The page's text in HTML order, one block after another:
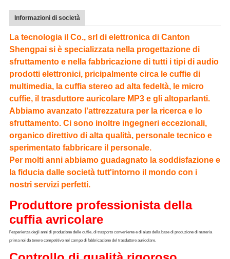
Informazioni di società
La tecnologia il Co., srl di elettronica di Canton
Shengpai si è specializzata nella progettazione di
sfruttamento e nella fabbricazione di tutti i tipi di audio
prodotti elettronici, pricipalmente circa le cuffie di
multimedia, la cuffia stereo ad alta fedeltà, le micro
cuffie, il trasduttore auricolare MP3 e gli altoparlanti.
Abbiamo avanzato l'attrezzatura per la ricerca e lo
sfruttamento. Ci sono inoltre ingegneri eccezionali,
organico direttivo di alta qualità, personale tecnico e
sperimentato fabbricare il personale.
Per molti anni abbiamo guadagnato la soddisfazione e
la fiducia dalle società tutt'intorno il mondo con i
nostri servizi perfetti.
Produttore professionista della
cuffia avricolare
l'esperienza degli anni di produzione delle cuffie, di trasporto conveniente e di aiuto della base di produzione di materia
prima noi da tenere competitivo nel campo di fabbricazione del trasduttore auricolare.